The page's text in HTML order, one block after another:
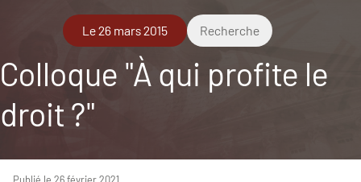
Le 26 mars 2015 Recherche
Colloque "À qui profite le
droit ?"